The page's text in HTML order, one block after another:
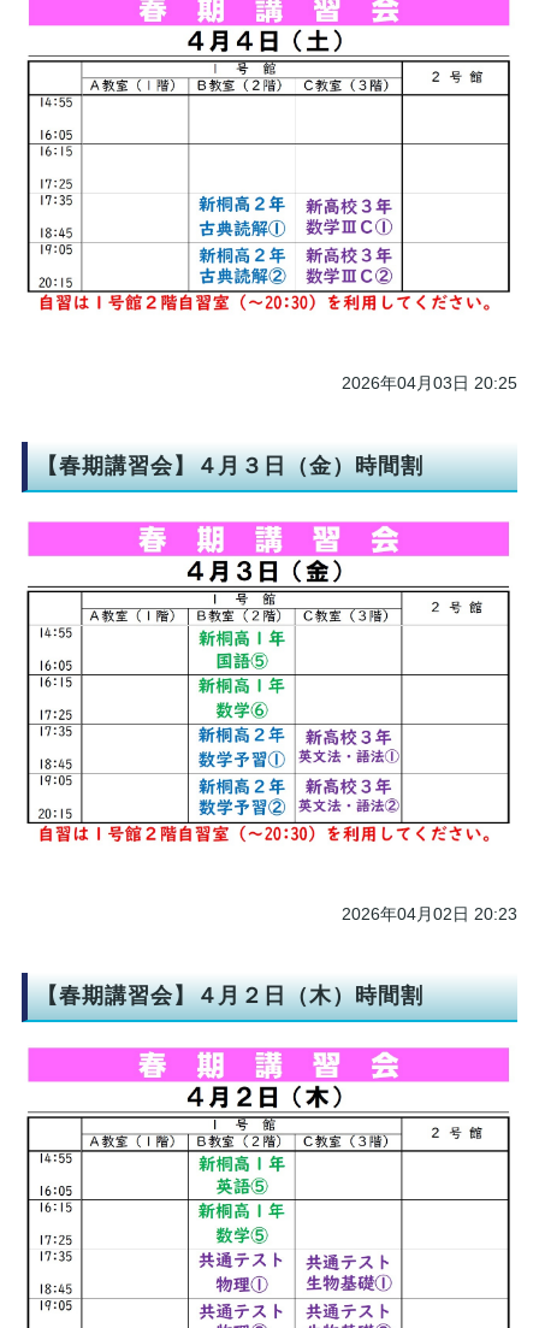
2026年04月03日 20:25
【春期講習会】４月３日（金）時間割
2026年04月02日 20:23
【春期講習会】４月２日（木）時間割